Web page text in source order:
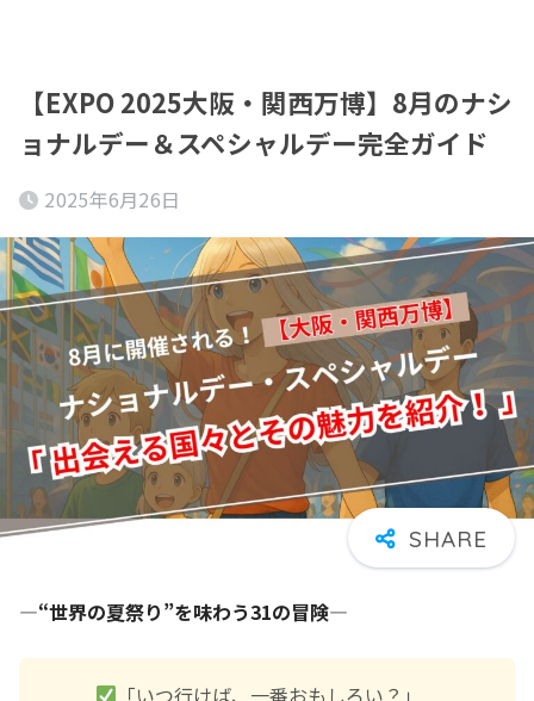
【EXPO 2025大阪・関西万博】8月のナシ
ョナルデー＆スペシャルデー完全ガイド
2025年6月26日
―“世界の夏祭り”を味わう31の冒険―
「いつ行けば、一番おもしろい？」